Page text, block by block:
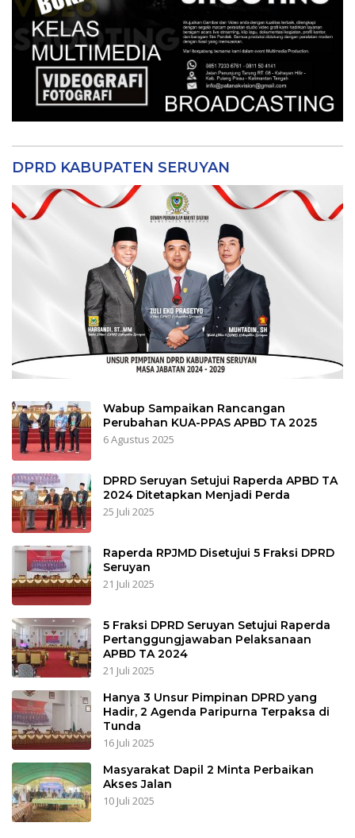
DPRD KABUPATEN SERUYAN
Wabup Sampaikan Rancangan
Perubahan KUA-PPAS APBD TA 2025
6 Agustus 2025
DPRD Seruyan Setujui Raperda APBD TA
2024 Ditetapkan Menjadi Perda
25 Juli 2025
Raperda RPJMD Disetujui 5 Fraksi DPRD
Seruyan
21 Juli 2025
5 Fraksi DPRD Seruyan Setujui Raperda
Pertanggungjawaban Pelaksanaan
APBD TA 2024
21 Juli 2025
Hanya 3 Unsur Pimpinan DPRD yang
Hadir, 2 Agenda Paripurna Terpaksa di
Tunda
16 Juli 2025
Masyarakat Dapil 2 Minta Perbaikan
Akses Jalan
10 Juli 2025